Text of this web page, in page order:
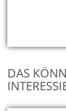
DAS